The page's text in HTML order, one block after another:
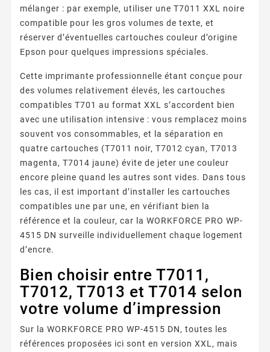
mélanger : par exemple, utiliser une T7011 XXL noire
compatible pour les gros volumes de texte, et
réserver d’éventuelles cartouches couleur d’origine
Epson pour quelques impressions spéciales.
Cette imprimante professionnelle étant conçue pour
des volumes relativement élevés, les cartouches
compatibles T701 au format XXL s’accordent bien
avec une utilisation intensive : vous remplacez moins
souvent vos consommables, et la séparation en
quatre cartouches (T7011 noir, T7012 cyan, T7013
magenta, T7014 jaune) évite de jeter une couleur
encore pleine quand les autres sont vides. Dans tous
les cas, il est important d’installer les cartouches
compatibles une par une, en vérifiant bien la
référence et la couleur, car la WORKFORCE PRO WP-
4515 DN surveille individuellement chaque logement
d’encre.
Bien choisir entre T7011,
T7012, T7013 et T7014 selon
votre volume d’impression
Sur la WORKFORCE PRO WP-4515 DN, toutes les
références proposées ici sont en version XXL, mais